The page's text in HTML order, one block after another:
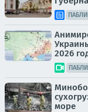
2026
море